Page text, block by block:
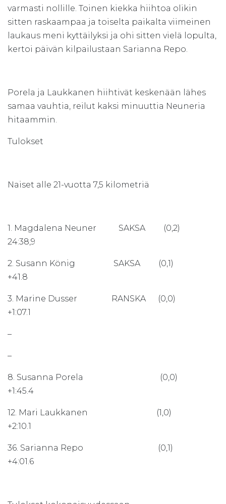
varmasti nollille. Toinen kiekka hiihtoa olikin
sitten raskaampaa ja toiselta paikalta viimeinen
laukaus meni kyttäilyksi ja ohi sitten vielä lopulta,
kertoi päivän kilpailustaan Sarianna Repo.
Porela ja Laukkanen hiihtivät keskenään lähes
samaa vauhtia, reilut kaksi minuuttia Neuneria
hitaammin.
Tulokset
Naiset alle 21-vuotta 7,5 kilometriä
1. Magdalena Neuner SAKSA (0,2)
24:38,9
2. Susann König SAKSA (0,1)
+41.8
3. Marine Dusser RANSKA (0,0)
+1:07.1
–
–
8. Susanna Porela (0,0)
+1:45.4
12. Mari Laukkanen (1,0)
+2:10.1
36. Sarianna Repo (0,1)
+4:01.6